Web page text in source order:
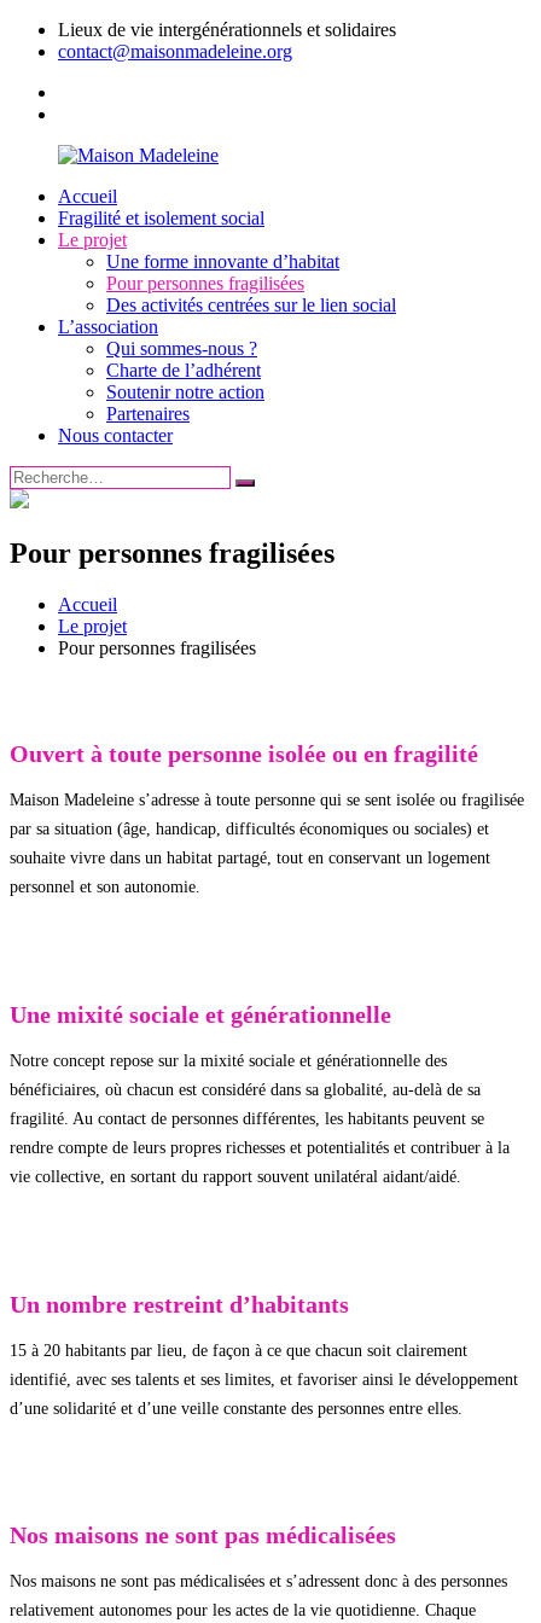
Aller
Lieux de vie intergénérationnels et solidaires
contact@maisonmadeleine.org
Maison
Madeleine
Lieux
intergénérationnels
solidaires
Accueil
Fragilité et isolement social
Le projet
Une forme innovante d’habitat
Pour personnes fragilisées
Des activités centrées sur le lien social
L’association
Qui sommes-nous ?
Charte de l’adhérent
Soutenir notre action
Partenaires
Nous contacter
Rechercher
:
Rechercher
Pour personnes fragilisées
Accueil
Le projet
Pour personnes fragilisées
Ouvert à toute personne isolée ou en fragilité
Maison Madeleine s’adresse à toute personne qui se sent isolée ou fragilisée
par sa situation (âge, handicap, difficultés économiques ou sociales) et
souhaite vivre dans un habitat partagé, tout en conservant un logement
personnel et son autonomie.
Une mixité sociale et générationnelle
Notre concept repose sur la mixité sociale et générationnelle des
bénéficiaires, où chacun est considéré dans sa globalité, au-delà de sa
fragilité. Au contact de personnes différentes, les habitants peuvent se
rendre compte de leurs propres richesses et potentialités et contribuer à la
vie collective, en sortant du rapport souvent unilatéral aidant/aidé.
Un nombre restreint d’habitants
15 à 20 habitants par lieu, de façon à ce que chacun soit clairement
identifié, avec ses talents et ses limites, et favoriser ainsi le développement
d’une solidarité et d’une veille constante des personnes entre elles.
Nos maisons ne sont pas médicalisées
Nos maisons ne sont pas médicalisées et s’adressent donc à des personnes
relativement autonomes pour les actes de la vie quotidienne. Chaque